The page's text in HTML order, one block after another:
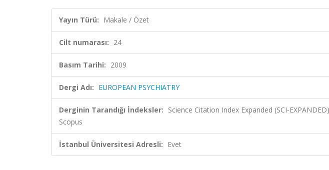
Yayın Türü: Makale / Özet
Cilt numarası: 24
Basım Tarihi: 2009
Dergi Adı: EUROPEAN PSYCHIATRY
Derginin Tarandığı İndeksler: Science Citation Index Expanded (SCI-
Scopus
İstanbul Üniversitesi Adresli: Evet